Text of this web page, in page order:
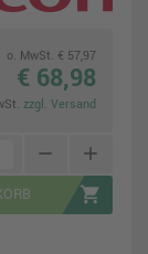
o. MwSt. € 57,97
€ 68,98
zzgl. Versand
remove add
shopping_cart